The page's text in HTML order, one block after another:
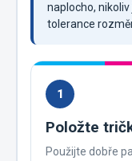
naplocho,
tolerance
1
Položte
Použijte dobře